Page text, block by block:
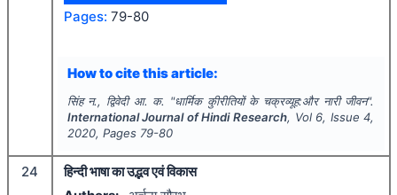
Pages: 79-80
How to cite this article:
सिंह न., द्विवेदी आ. क. "धार्मिक कुीरीतियों के चक्रव्यूह:और नारी जीवन".
International Journal of Hindi Research, Vol 6, Issue4,
2020, Pages 79-80
24
हिन्दी भाषा का उद्भव एवं विकास